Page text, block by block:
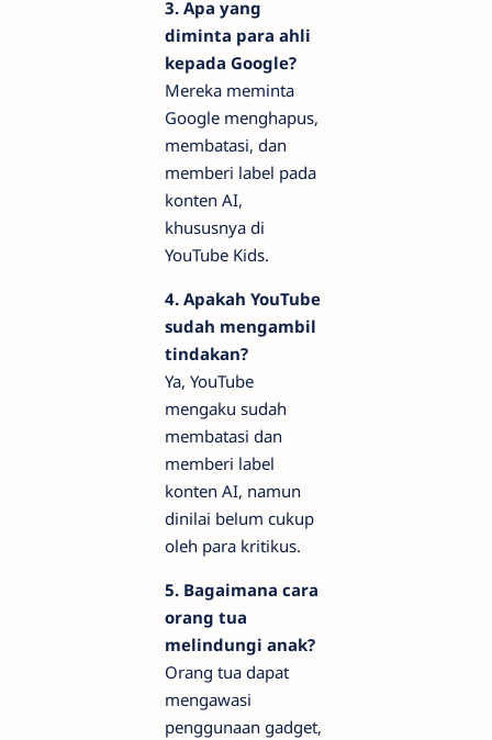
3. Apa yang
diminta para ahli
kepada Google?
Mereka meminta
Google menghapus,
membatasi, dan
memberi label pada
konten AI,
khususnya di
YouTube Kids.
4. Apakah YouTube
sudah mengambil
tindakan?
Ya, YouTube
mengaku sudah
membatasi dan
memberi label
konten AI, namun
dinilai belum cukup
oleh para kritikus.
5. Bagaimana cara
orang tua
melindungi anak?
Orang tua dapat
mengawasi
penggunaan gadget,